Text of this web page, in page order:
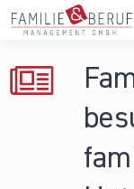
Direkt zum Inhalt
Hochschulen
Persönliche